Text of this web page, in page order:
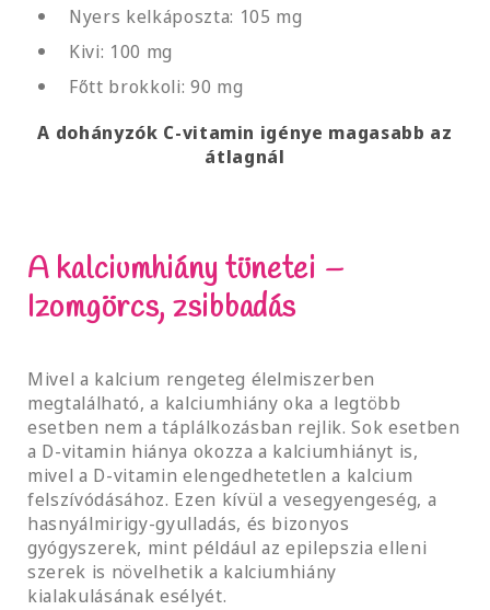
Nyers kelkáposzta: 105 mg
Kivi: 100 mg
Főtt brokkoli: 90 mg
A dohányzók C-vitamin igénye magasabb az
átlagnál
A kalciumhiány tünetei –
Izomgörcs, zsibbadás
Mivel a kalcium rengeteg élelmiszerben
megtalálható, a kalciumhiány oka a legtöbb
esetben nem a táplálkozásban rejlik. Sok esetben
a D-vitamin hiánya okozza a kalciumhiányt is,
mivel a D-vitamin elengedhetetlen a kalcium
felszívódásához. Ezen kívül a vesegyengeség, a
hasnyálmirigy-gyulladás, és bizonyos
gyógyszerek, mint például az epilepszia elleni
szerek is növelhetik a kalciumhiány
kialakulásának esélyét.